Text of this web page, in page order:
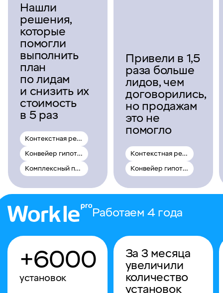
Нашли
решения,
которые
помогли
выполнить
план
по лидам
и снизить их
стоимость
в 5 раз
Контекстная реклама
Конвейер гипотез
Комплексный перфоманс-маркетинг
Привели в 1,5
раза больше
лидов, чем
договорились,
но продажам
это не
помогло
Контекстная реклама
Конвейер гипотез
Работаем 4 года
+6000
установок
За 3 месяца
увеличили
количество
установок